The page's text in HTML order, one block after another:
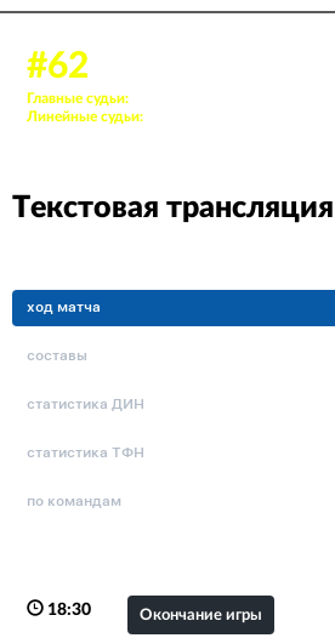
#62
Главные судьи:
Линейные судьи:
Текстовая трансляция
ход матча
составы
статистика ДИН
статистика ТФН
по командам
18:30 Окончание игры